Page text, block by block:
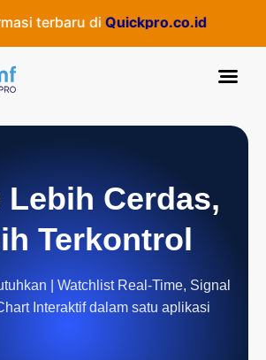
terbaru di Quickpro.co.id
Lebih Cerdas,
Terkontrol
| Watchlist Real-Time, Signal
Interaktif dalam satu aplikasi